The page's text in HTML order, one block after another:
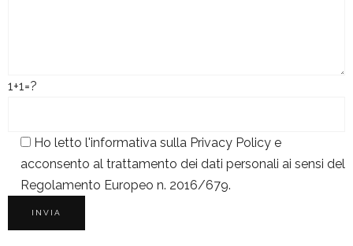
1+1=?
Ho letto l'informativa sulla Privacy Policy e
acconsento al trattamento dei dati personali ai sensi del
Regolamento Europeo n. 2016/679.